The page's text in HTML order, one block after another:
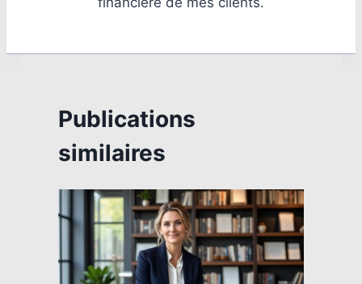
Publications
similaires